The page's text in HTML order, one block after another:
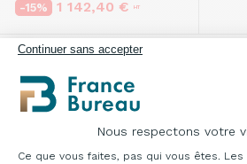
Continuer sans accepter
Nous respectons votre
Plateforme de Gestion du
Ce que vous faites, pas qui vous êtes.
-15% 1 142,40 € HT